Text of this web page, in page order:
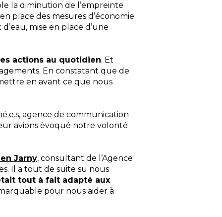
la diminution de l’empreinte
place des mesures d’économie
mise en place d’une
actions au quotidien. Et
En constatant que de
en avant ce que nous
, agence de communication
avions évoqué notre volonté
Jarny, consultant de l’Agence
Il a tout de suite su nous
tout à fait adapté aux
pour nous aider à